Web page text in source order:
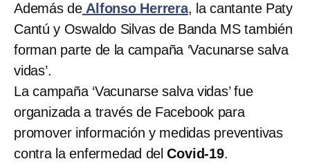
Además de Alfonso Herrera, la cantante Paty
Cantú y Oswaldo Silvas de Banda MS también
forman parte de la campaña ‘Vacunarse salva
vidas’.
La campaña ‘Vacunarse salva vidas’ fue
organizada a través de Facebook para
promover información y medidas preventivas
contra la enfermedad delCovid-19.